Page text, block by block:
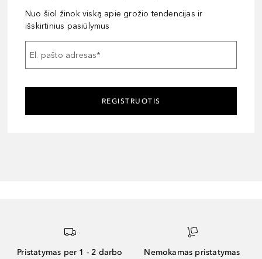
Nuo šiol žinok viską apie grožio tendencijas ir
išskirtinius pasiūlymus
El. pašto adresas*
REGISTRUOTIS
Pristatymas per 1 - 2 darbo
Nemokamas pristatymas